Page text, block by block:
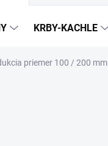
KRBY-KACHLE
priemer 100 / 200 mm